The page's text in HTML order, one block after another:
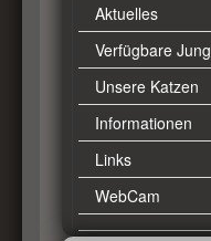
Aktuelles
Verfügbare
Unsere Katzen
Informationen
Links
WebCam